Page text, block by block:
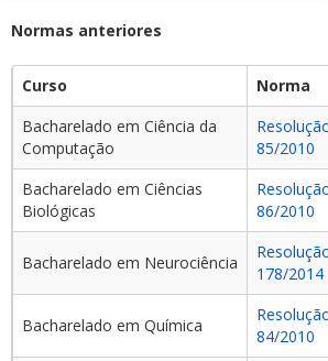
Normas anteriores
Curso
Norma
Bacharelado em Ciência da
Computação
85/2010
Bacharelado em Ciências
Biológicas
86/2010
Bacharelado em Neurociência
178/2014
Bacharelado em Química
84/2010